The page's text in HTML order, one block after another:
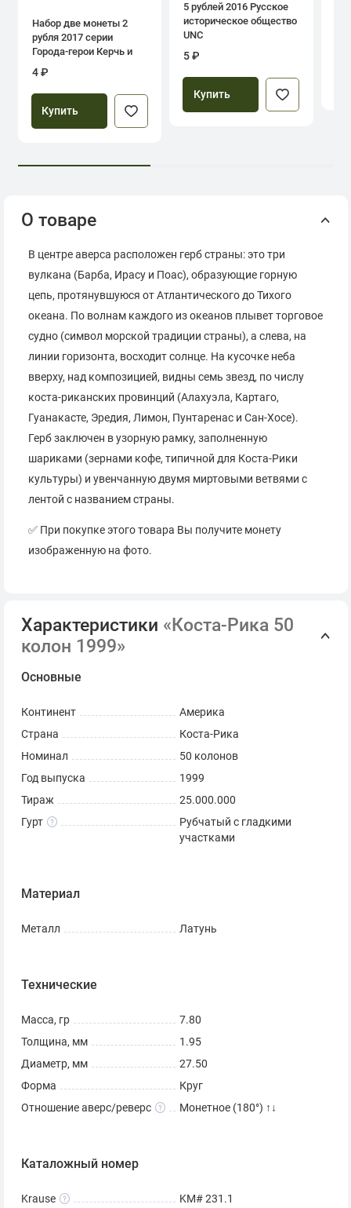
Набор две монеты 2
рубля 2017 серии
Города-герои Керчь и
Севастополь
4 ₽
Купить
5 рублей 2016 Русское
историческое общество
UNC
5 ₽
Купить
О товаре
В центре аверса расположен герб страны: это три
вулкана (Барба, Ирасу и Поас), образующие горную
цепь, протянувшуюся от Атлантического до Тихого
океана. По волнам каждого из океанов плывет торговое
судно (символ морской традиции страны), а слева, на
линии горизонта, восходит солнце. На кусочке неба
вверху, над композицией, видны семь звезд, по числу
коста-риканских провинций (Алахуэла, Картаго,
Гуанакасте, Эредия, Лимон, Пунтаренас и Сан-Хосе).
Герб заключен в узорную рамку, заполненную
шариками (зернами кофе, типичной для Коста-Рики
культуры) и увенчанную двумя миртовыми ветвями с
лентой с названием страны.
✅ При покупке этого товара Вы получите монету
изображенную на фото.
Характеристики «Коста-Рика 50
колон 1999»
Основные
Континент
Америка
Страна
Коста-Рика
Номинал
50 колонов
Год выпуска
1999
Тираж
25.000.000
Гурт
Рубчатый с гладкими
участками
Материал
Металл Латунь
Технические
Масса, гр
7.80
Толщина, мм
1.95
Диаметр, мм
27.50
Форма
Круг
Отношение аверс/реверс
Монетное (180°) ↑↓
Каталожный номер
Krause KM# 231.1